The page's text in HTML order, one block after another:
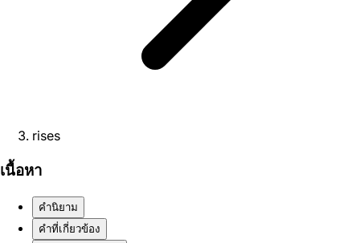
rises
เนื้อหา
คำนิยาม
คำที่เกี่ยวข้อง